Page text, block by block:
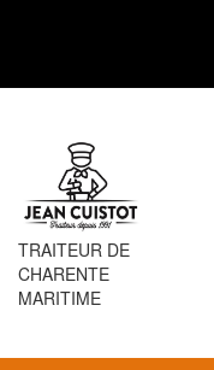
TRAITEUR DE
CHARENTE
MARITIME